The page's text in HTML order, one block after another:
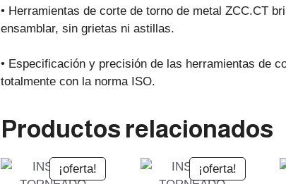
• Herramientas de corte de torno de metal ZCC.CT
ensamblar, sin grietas ni astillas.
• Especificación y precisión de las herramientas de
totalmente con la norma ISO.
Productos relacionados
¡oferta! ¡oferta!